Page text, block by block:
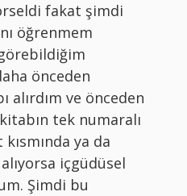
fakat şimdi
öğrenmem
önceden
alırdım ve önceden
tek numaralı
ya da
içgüdüsel
Şimdi bu